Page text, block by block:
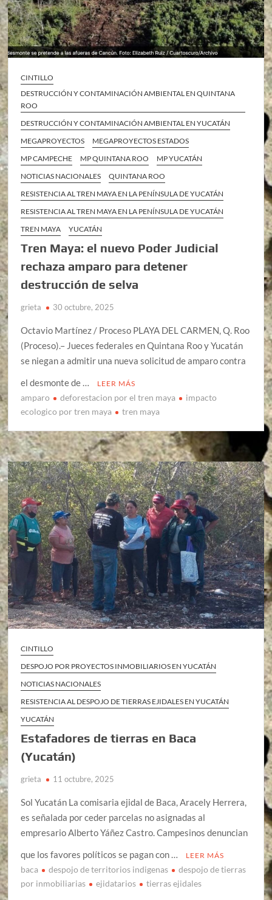
CINTILLO
DESTRUCCIÓN Y CONTAMINACIÓN AMBIENTAL EN QUINTANA
ROO
DESTRUCCIÓN Y CONTAMINACIÓN AMBIENTAL EN YUCATÁN
MEGAPROYECTOS
MEGAPROYECTOS ESTADOS
MP CAMPECHE
MP QUINTANA ROO
MP YUCATÁN
NOTICIAS NACIONALES
QUINTANA ROO
RESISTENCIA AL TREN MAYA EN LA PENÍNSULA DE YUCATÁN
RESISTENCIA AL TREN MAYA EN LA PENÍNSULA DE YUCATÁN
TREN MAYA
YUCATÁN
Tren Maya: el nuevo Poder Judicial
rechaza amparo para detener
destrucción de selva
grieta 30 octubre, 2025
Octavio Martínez / Proceso PLAYA DEL CARMEN, Q. Roo
(Proceso).– Jueces federales en Quintana Roo y Yucatán
se niegan a admitir una nueva solicitud de amparo contra
el desmonte de …
LEER MÁS
amparo deforestacion por el tren maya
impacto
ecologico por tren maya
tren maya
CINTILLO
DESPOJO POR PROYECTOS INMOBILIARIOS EN YUCATÁN
NOTICIAS NACIONALES
RESISTENCIA AL DESPOJO DE TIERRAS EJIDALES EN YUCATÁN
YUCATÁN
Estafadores de tierras en Baca
(Yucatán)
grieta 11 octubre, 2025
Sol Yucatán La comisaria ejidal de Baca, Aracely Herrera,
es señalada por ceder parcelas no asignadas al
empresario Alberto Yáñez Castro. Campesinos denuncian
que los favores políticos se pagan con …
LEER MÁS
baca despojo de territorios indigenas
despojo de tierras
por inmobiliarias
ejidatarios tierras ejidales